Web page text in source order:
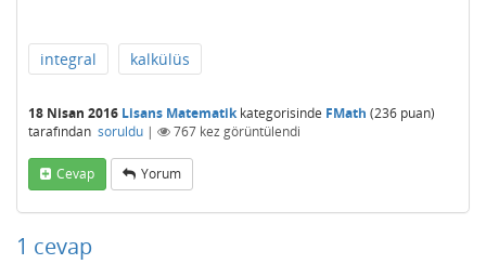
integral kalkülüs
18 Nisan 2016 Lisans Matematikkategorisinde FMath (236 puan)
tarafından soruldu | 767 kez görüntülendi
Cevap Yorum
1 cevap